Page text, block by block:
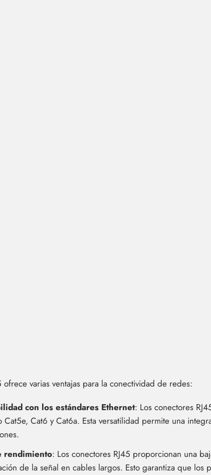
ofrece varias ventajas para la conectividad de redes:
con los estándares Ethernet: Los conectores
Cat5e, Cat6 y Cat6a. Esta versatilidad permite una
rendimiento: Los conectores RJ45 proporcionan una
de la señal en cables largos. Esto garantiza que